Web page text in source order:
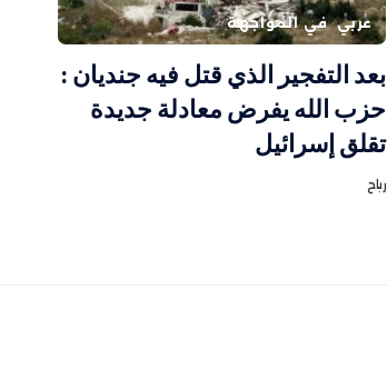
عربي في المواجهة
بعد التفجير الذي قتل فيه جنديان :
حزب الله يفرض معادلة جديدة
تقلق إسرائيل
رباح